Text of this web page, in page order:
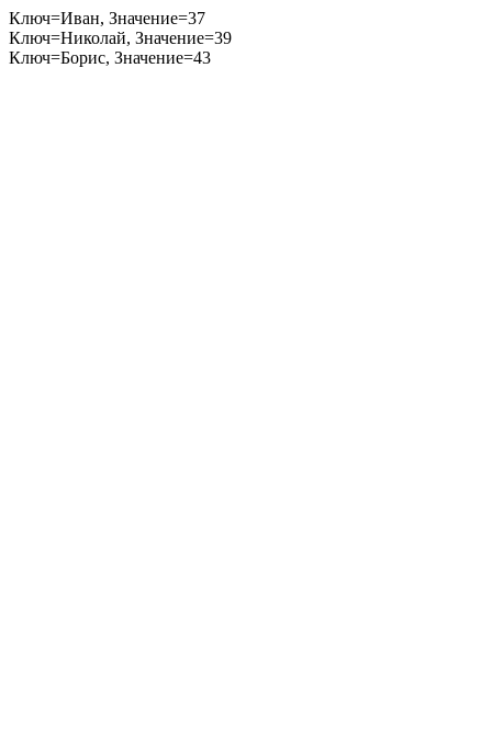
Ключ=Иван, Значение=37
Ключ=Николай, Значение=39
Ключ=Борис, Значение=43